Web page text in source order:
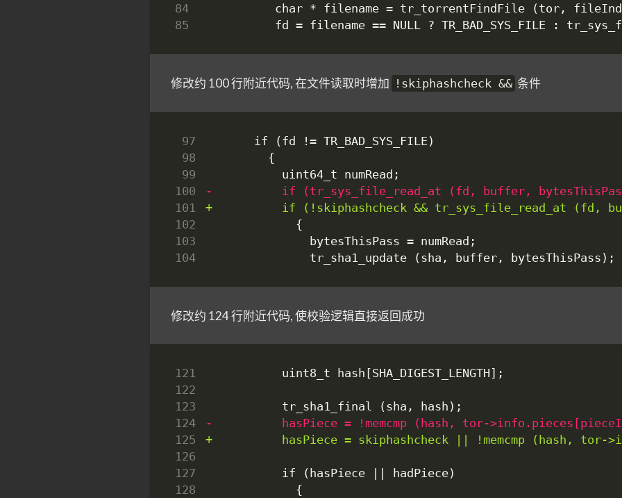
84
85
修改约 100 行附近代码, 在文件读取时增加 !skiphashcheck && 条件
97
98
99
100
101
102
103
104
修改约 124 行附近代码, 使校验逻辑直接返回成功
121
122
123
124
125
126
127
128